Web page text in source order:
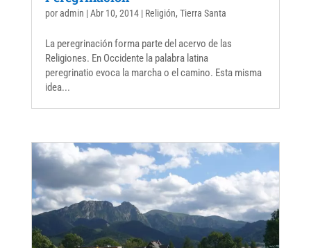
poradmin |Abr 10, 2014| Religión, Tierra Santa
La peregrinación forma parte del acervo de las
Religiones. En Occidente la palabra latina
peregrinatio evoca la marcha o el camino. Esta misma
idea...